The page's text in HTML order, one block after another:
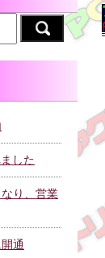
した
り、営業
通